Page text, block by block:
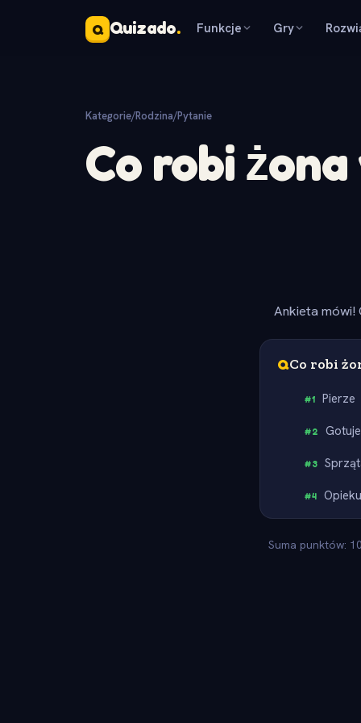
Q Quizado. Funkcje Gry
Kategorie/Rodzina/Pytanie
Co robi
Ankieta mówi!
QCo robi
#1 Pierze
#2 Gotuje
#3
#4
Suma punktów: